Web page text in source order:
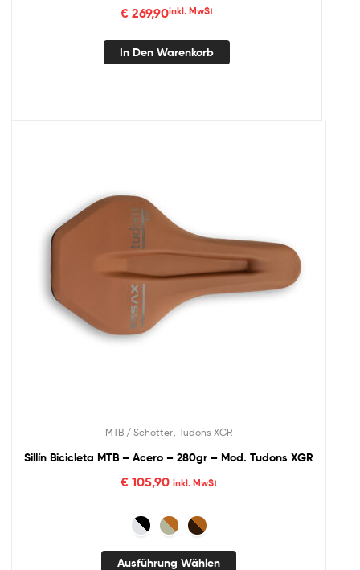
€269,90inkl. MwSt
In Den Warenkorb
MTB / Schotter Tudons XGR
Sillín Bicicleta MTB – Acero – 280gr – Mod. Tudons XGR
€105,90 inkl. MwSt
Ausführung Wählen